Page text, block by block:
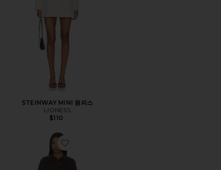
STEINWAY MINI 원피스
LIONESS
$110